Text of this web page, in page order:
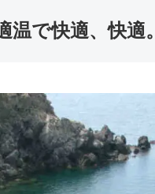
で快適、快適。